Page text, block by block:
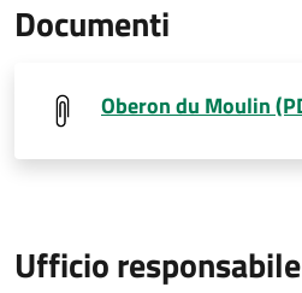
Documenti
Oberon du Moulin
Ufficio responsabile